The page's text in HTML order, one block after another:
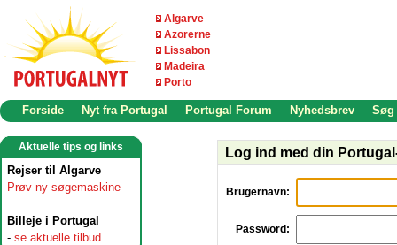
Algarve
Azorerne
Lissabon
Madeira
Porto
Forside Nyt fra Portugal Portugal Forum Nyhedsbrev Søg
Aktuelle tips og links
Rejser til Algarve
Prøv ny søgemaskine
Billeje i Portugal
- se aktuelle tilbud
Log ind med din
Brugernavn:
Password: